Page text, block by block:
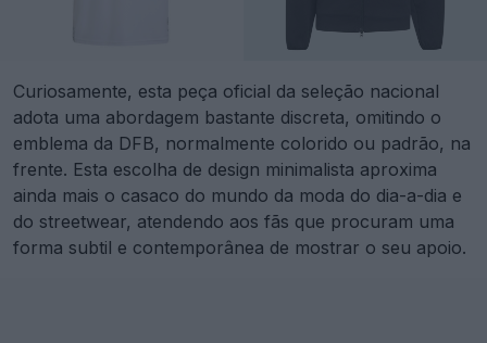
Curiosamente, esta peça oficial da seleção nacional
adota uma abordagem bastante discreta, omitindo o
emblema da DFB, normalmente colorido ou padrão, na
frente. Esta escolha de design minimalista aproxima
ainda mais o casaco do mundo da moda do dia-a-dia e
do streetwear, atendendo aos fãs que procuram uma
forma subtil e contemporânea de mostrar o seu apoio.